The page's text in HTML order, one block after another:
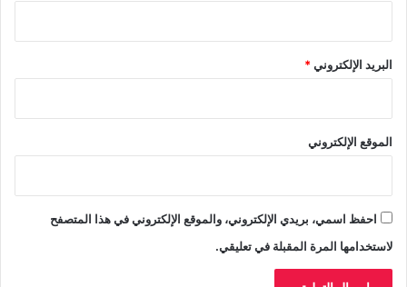
البريد الإلكتروني*
الموقع الإلكتروني
احفظ اسمي، بريدي الإلكتروني، والموقع الإلكتروني في هذا المتصفح
لاستخدامها المرة المقبلة في تعليقي.